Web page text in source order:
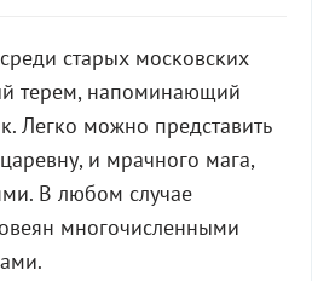
старых московских
терем, напоминающий
Легко можно представить
и мрачного мага,
В любом случае
многочисленными